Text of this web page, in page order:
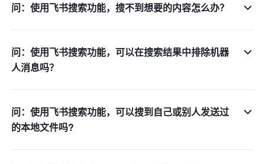
问：使用飞书搜索功能，搜不到想要的内容怎么办？
问：使用飞书搜索功能，可以在搜索结果中排除机器
人消息吗？
问：使用飞书搜索功能，可以搜到自己或别人发送过
的本地文件吗?